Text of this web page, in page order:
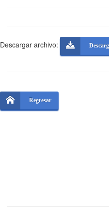
Descargar archivo:
Regresar